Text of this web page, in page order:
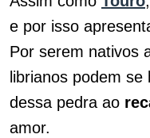
e por isso
Por serem nativos
librianos podem
dessa pedra ao
amor.